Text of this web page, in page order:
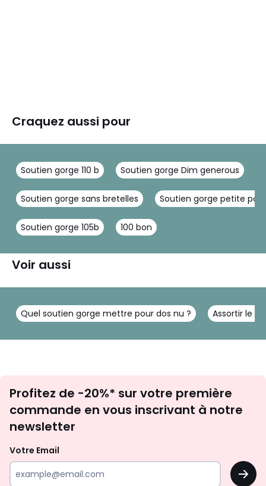
Craquez aussi pour
Soutien gorge 110 b Soutien gorge Dim generous
Soutien gorge sans bretelles Soutien gorge petite
Soutien gorge 105b 100 bon
Voir aussi
Quel soutien gorge mettre pour dos nu ? Assortir le
newsletter
Profitez de -20%* sur votre première
commande en vous inscrivant à notre
newsletter
Votre Email
OK